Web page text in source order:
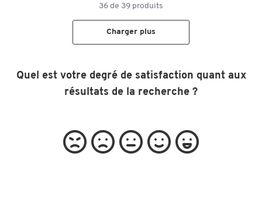
36 de 39 produits
Charger plus
Quel est votre degré de satisfaction quant aux
résultats de la recherche ?